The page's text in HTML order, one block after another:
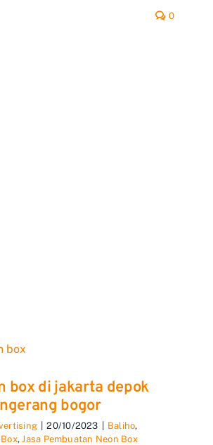
0
box di jakarta depok
bogor
20/10/2023 Baliho,
, Jasa Pembuatan Neon Box